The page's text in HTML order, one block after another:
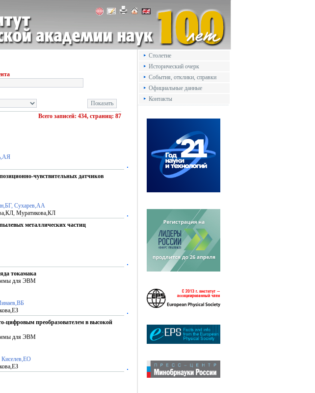
Всего записей: 434, страниц: 87
чувствительных датчиков
Сухарев,АА
Муратикова,КЛ
металлических частиц
токамака
для ЭВМ
цифровым преобразователем в высокой
для ЭВМ
Столетие
Исторический очерк
События, отклики, справки
Официальные данные
Контакты